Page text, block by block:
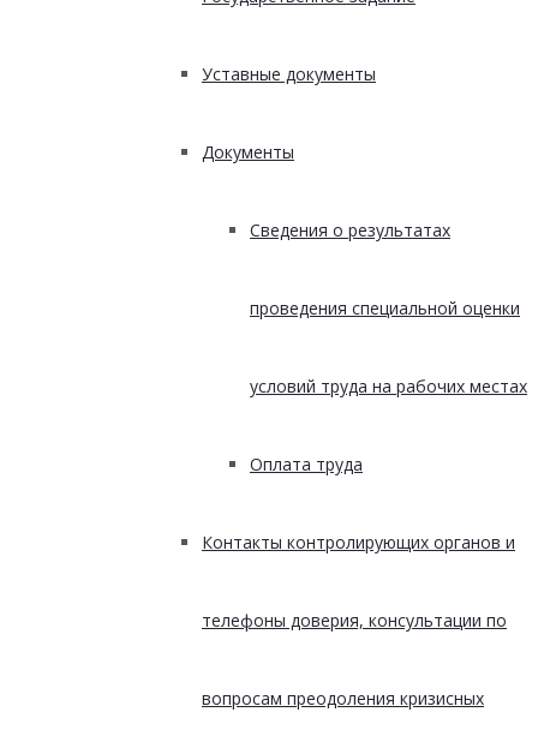
Уставные документы
Документы
Сведения о результатах
проведения специальной оценки
условий труда на рабочих местах
Оплата труда
Контакты контролирующих органов и
телефоны доверия, консультации по
вопросам преодоления кризисных